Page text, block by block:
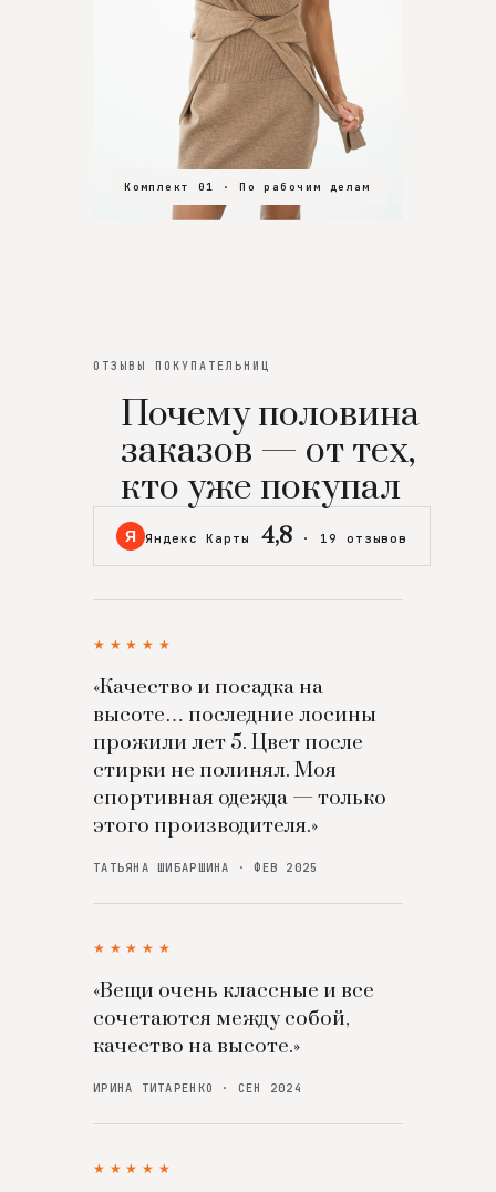
Комплект 01 · По рабочим делам
Комплект 02 · В зал
Комплект 03 · На особенный вечер
ОТЗЫВЫ ПОКУПАТЕЛЬНИЦ
Почему половина
заказов — от тех,
кто уже покупал
Я Яндекс Карты 4,8 · 19 отзывов
★★★★★
«Качество и посадка на
высоте… последние лосины
прожили лет 5. Цвет после
стирки не полинял. Моя
спортивная одежда — только
этого производителя.»
ТАТЬЯНА ШИБАРШИНА · ФЕВ 2025
★★★★★
«Вещи очень классные и все
сочетаются между собой,
качество на высоте.»
ИРИНА ТИТАРЕНКО · СЕН 2024
★★★★★